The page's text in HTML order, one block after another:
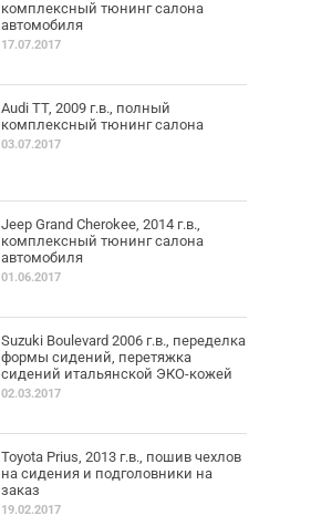
комплексный тюнинг салона
автомобиля
17.07.2017
Audi TT, 2009 г.в., полный
комплексный тюнинг салона
03.07.2017
Jeep Grand Cherokee, 2014 г.в.,
комплексный тюнинг салона
автомобиля
01.06.2017
Suzuki Boulevard 2006 г.в., переделка
формы сидений, перетяжка
сидений итальянской ЭКО-кожей
02.03.2017
Toyota Prius, 2013 г.в., пошив чехлов
на сидения и подголовники на
заказ
19.02.2017